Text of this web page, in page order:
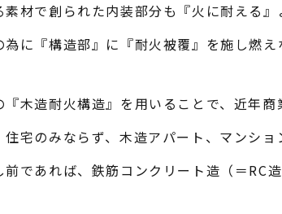
素材で創られた内装部分も『火に耐える』
為に『構造部』に『耐火被覆』を施し燃え
『木造耐火構造』を用いることで、近年
住宅のみならず、木造アパート、マンショ
前であれば、鉄筋コンクリート造（＝RC